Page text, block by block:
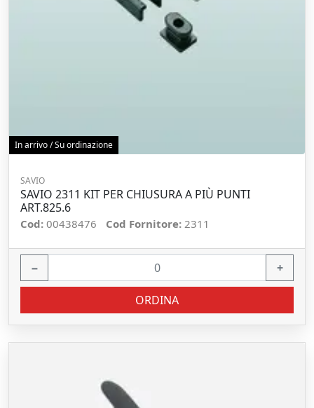
In arrivo / Su ordinazione
SAVIO
SAVIO 2311 KIT PER CHIUSURA A PIÙ PUNTI
ART.825.6
Cod: 00438476 Cod Fornitore: 2311
− +
ORDINA